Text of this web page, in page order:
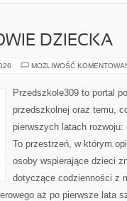
DZIECKA
MOŻLIWOŚĆ
Przedszkole309 to portal
przedszkolnej oraz temu,
pierwszych latach
To przestrzeń, w którym
osoby wspierające dzieci
dotyczące codzienności z
aż po pierwsze lata